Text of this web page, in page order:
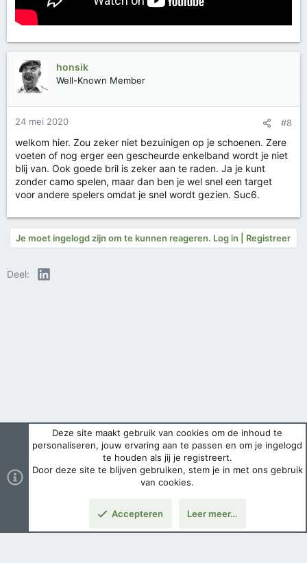
honsik
Well-Known Member
24 mei 2020 #8
welkom hier. Zou zeker niet bezuinigen op je schoenen. Zere
voeten of nog erger een gescheurde enkelband wordt je niet
blij van. Ook goede bril is zeker aan te raden. Ja je kunt
zonder camo spelen, maar dan ben je wel snel een target
voor andere spelers omdat je snel wordt gezien. Suc6.
Je moet ingelogd zijn om te kunnen reageren. Log in | Registreer
Deel: LinkedIn
Deze site maakt gebruik van cookies om de inhoud te
personaliseren, jouw ervaring aan te passen en om je ingelogd
te houden als jij je registreert.
Door deze site te blijven gebruiken, stem je in met ons gebruik
van cookies.
Accepteren Leer meer…